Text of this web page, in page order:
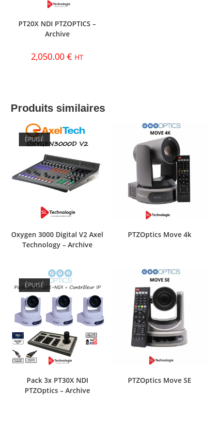
PT20X NDI PTZOPTICS –
Archive
2,050.00€ HT
Produits similaires
ÉPUISÉ
Oxygen 3000 Digital V2 Axel
Technology – Archive
PTZOptics Move 4k
ÉPUISÉ
Pack 3x PT30X NDI
PTZOptics – Archive
PTZOptics Move SE